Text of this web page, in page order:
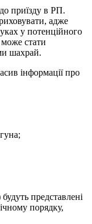
приїзду в РП.
адже
у потенційного
стати
шахрай.
інформації про
представлені
порядку,